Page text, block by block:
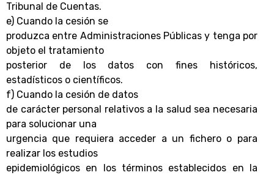
Tribunal de Cuentas.
e) Cuando la cesión se
produzca entre Administraciones Públicas y tenga por
objeto el tratamiento
posterior de los datos con fines históricos,
estadísticos o científicos.
f) Cuando la cesión de datos
de carácter personal relativos a la salud sea necesaria
para solucionar una
urgencia que requiera acceder a un fichero o para
realizar los estudios
epidemiológicos en los términos establecidos en la